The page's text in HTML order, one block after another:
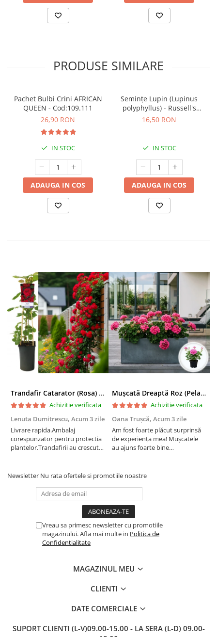
PRODUSE SIMILARE
Pachet Bulbi Crini AFRICAN
QUEEN - Cod:109.111
26,90 RON
IN STOC
ADAUGA IN COS
Semințe Lupin (Lupinus
polyphyllus) - Russell's
Hybrids (Mix) - Cod 6540
16,50 RON
IN STOC
ADAUGA IN COS
Trandafir Catarator (Rosa) Red Climber - 75cm
Achizitie verificata
Lenuta Dumitrescu, Acum 3 zile
Livrare rapida.Ambalaj
corespunzator pentru protectia
plantelor.Trandafirii au crescut
Mușcată Dreaptă Roz (Pelargonium Zonale)
Achizitie verificata
Oana Trușcă, Acum 3 zile
Am fost foarte plăcut surprinsă
de experiența mea! Mușcatele
au ajuns foarte bine
transportului. Se vede că au fost
Newsletter Nu rata ofertele si promotiile noastre
Vreau sa primesc newsletter cu promotiile
magazinului. Afla mai multe in Politica de
Confidentialitate
MAGAZINUL MEU
CLIENTI
DATE COMERCIALE
SUPORT CLIENTI (L-V)09.00-15.00 - LA SERA (L-D) 09.00-